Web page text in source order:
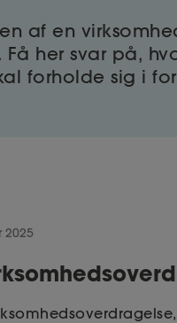
af en
her svar på,
forholde sig i
2025